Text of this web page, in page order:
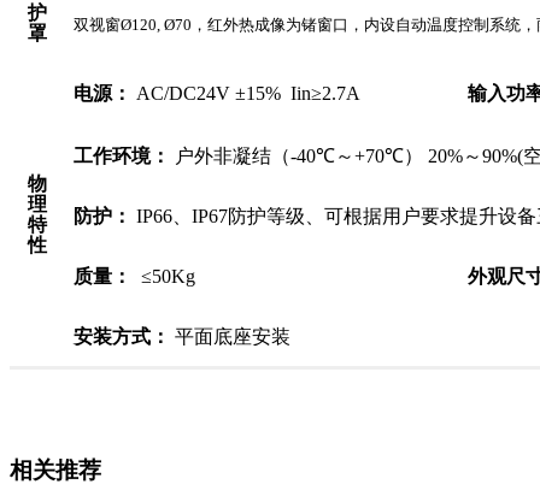
护
罩
双视窗Ø120, Ø70，红外热成像为锗窗口，内设自动温度控制系统
物
理
特
性
电源： AC/DC24V ±15% Iin≥2.7A 输入功
工作环境： 户外非凝结（-40℃～+70℃） 20%～90%(
防护： IP66 IP67防护等级、可根据用户要求提升设
质量： ≤50Kg 外观尺
安装方式： 平面底座安装
相关推荐